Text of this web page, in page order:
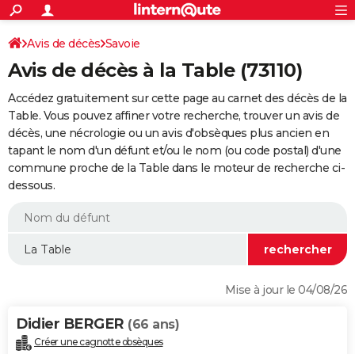
ACTUALITÉS
Politique
Société
Faits Divers
Education
Monde
Villes
+
SPORT
Coupe du monde 2026
Football
Tennis
Cyclisme
Rugby
Forum
Programme TV
TNT
Streaming
Cinéma
Sorties cinéma
Musique
+
FINANCE
Retraite
Epargne
Immobilier
Risques naturels par ville
Assurance
AUTO
Essais
Réserver un essai
Citadines
Berlines
SUV
Forum auto
+
HIGH-TECH
BRICOLAGE
WEEK-END
Alimentation
Guide de la santé
Maladies
Médicaments
Sommeil
VOYAGE
Avis de décès Savoie
Avis de décès à la Table (73110)
Accédez gratuitement sur cette page au carnet des décès de la
Table. Vous pouvez affiner votre recherche, trouver un avis de
décès, une nécrologie ou un avis d'obsèques plus ancien en
tapant le nom d'un défunt et/ou le nom (ou code postal) d'une
commune proche de la Table dans le moteur de recherche ci-
dessous.
Mise à jour le 04/08/26
Didier BERGER (66 ans)
Créer une cagnotte obsèques